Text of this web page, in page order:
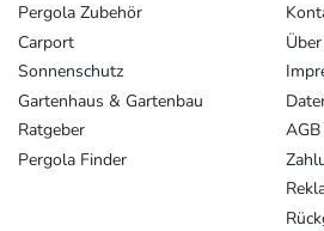
Pergola Zubehör
Carport
Sonnenschutz
Gartenhaus & Gartenbau
Ratgeber
Pergola Finder
AGB